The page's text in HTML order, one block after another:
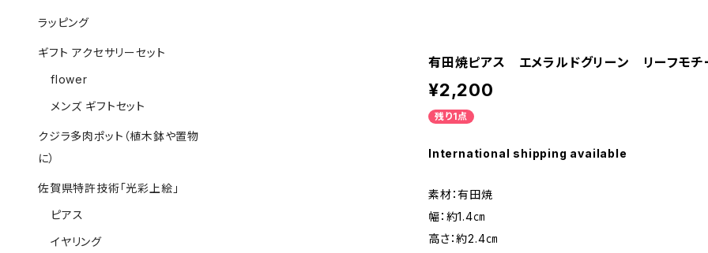
有田焼ピアス エメラルドグリーン リーフモチ
¥2,200
残り1点
International shipping available
素材：有田焼
幅：約1.4㎝
高さ：約2.4㎝
ラッピング
ギフト アクセサリーセット
flower
メンズ ギフトセット
クジラ多肉ポット（植木鉢や置物
に）
佐賀県特許技術「光彩上絵」
ピアス
イヤリング